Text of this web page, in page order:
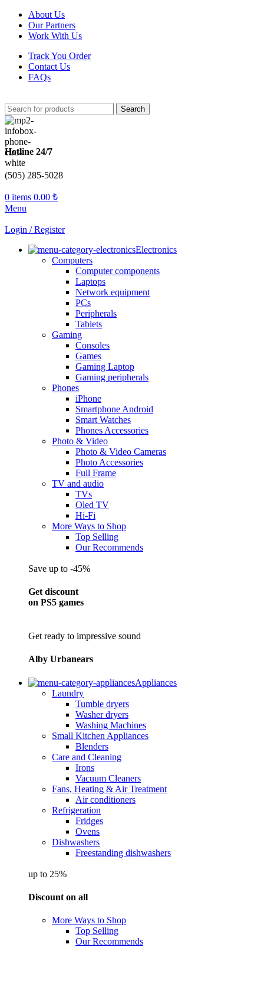
About Us
Our Partners
Work With Us
Track You Order
Contact Us
FAQs
Search
Hotline 24/7
(505) 285-5028
0 items 0.00 ₺
Menu
Login / Register
Electronics
Computers
Computer components
Laptops
Network equipment
PCs
Peripherals
Tablets
Gaming
Consoles
Games
Gaming Laptop
Gaming peripherals
Phones
iPhone
Smartphone Android
Smart Watches
Phones Accessories
Photo & Video
Photo & Video Cameras
Photo Accessories
Full Frame
TV and audio
TVs
Oled TV
Hi-Fi
More Ways to Shop
Top Selling
Our Recommends
Save up to -45%
Get discount
on PS5 games
Get ready to impressive sound
Alby Urbanears
Appliances
Laundry
Tumble dryers
Washer dryers
Washing Machines
Small Kitchen Appliances
Blenders
Care and Cleaning
Irons
Vacuum Cleaners
Fans, Heating & Air Treatment
Air conditioners
Refrigeration
Fridges
Ovens
Dishwashers
Freestanding dishwashers
up to 25%
Discount on all
More Ways to Shop
Top Selling
Our Recommends